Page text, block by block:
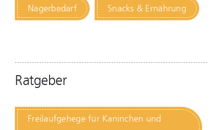
Nagerbedarf Snacks & Ernährung
Ratgeber
Freilaufgehege für Kaninchen und